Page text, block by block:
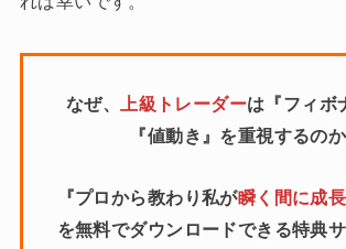
なぜ、 上級トレーダーは『フィボ
『値動き』を重視するの
『プロから教わり私が瞬く間に成長
を無料でダウンロードできる特典